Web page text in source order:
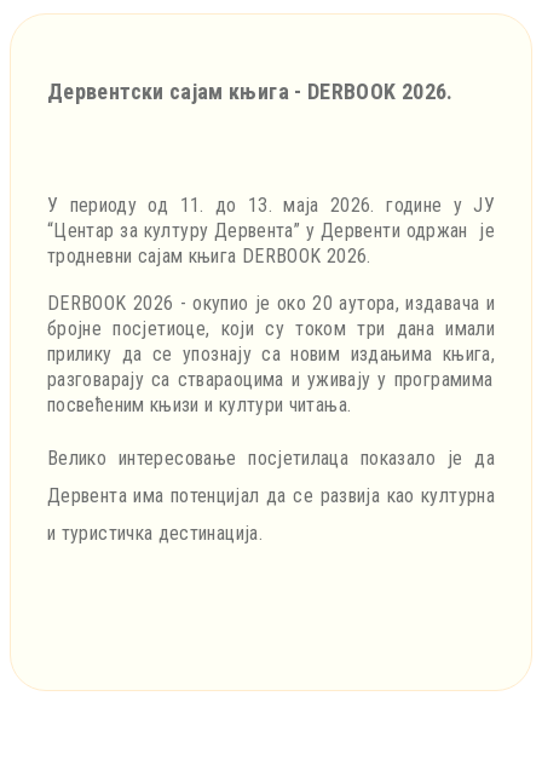
Дервентски сајам књига - DERBOOK 2026.
У периоду од 11. до 13. маја 2026. године у ЈУ
“Центар за културу Дервента” у Дервенти одржан
je
тродневни сајам књига DERBOOK 2026.
DERBOOK 2026 -окупио је око 20аутора, издавача и
бројне посјетиоце, који су током три дана имали
прилику да се упознају са новим издањима књига,
разговарају са ствараоцима и уживају у програмима
посвећеним књизи и култури читања.
Велико интересовање посјетилаца показало је да
Дервента има потенцијал да се развија као културна
и туристичка дестинација.